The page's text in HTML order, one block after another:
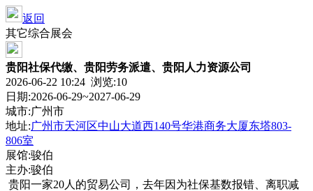
返回
其它综合展会
贵阳社保代缴、贵阳劳务派遣、贵阳人力资源公司
2026-06-22 10:24 浏览:10
日期:2026-06-29~2027-06-29
城市:广州市
地址:广州市天河区中山大道西140号华港商务大厦东塔803-
806室
展馆:骏伯
主办:骏伯
贵阳一家20人的贸易公司，去年因为社保基数报错、离职减